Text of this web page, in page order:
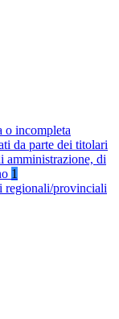
o incompleta
da parte dei titolari
di
1
regionali/provinciali